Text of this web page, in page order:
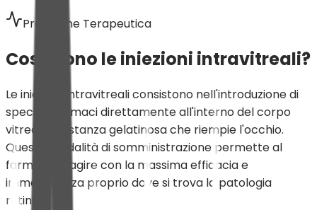
Precisione Terapeutica
Cosa sono le iniezioni intravitreali?
Le iniezioni intravitreali consistono nell'introduzione di
specifici farmaci direttamente all'interno del corpo
vitreo, la sostanza gelatinosa che riempie l'occhio.
Questa modalità di somministrazione permette al
farmaco di agire con la massima efficacia e
immediatezza proprio dove si trova la patologia
retinica.